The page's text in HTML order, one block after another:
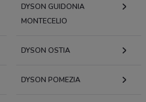
DYSON GUIDONIA
MONTECELIO
DYSON OSTIA
DYSON POMEZIA